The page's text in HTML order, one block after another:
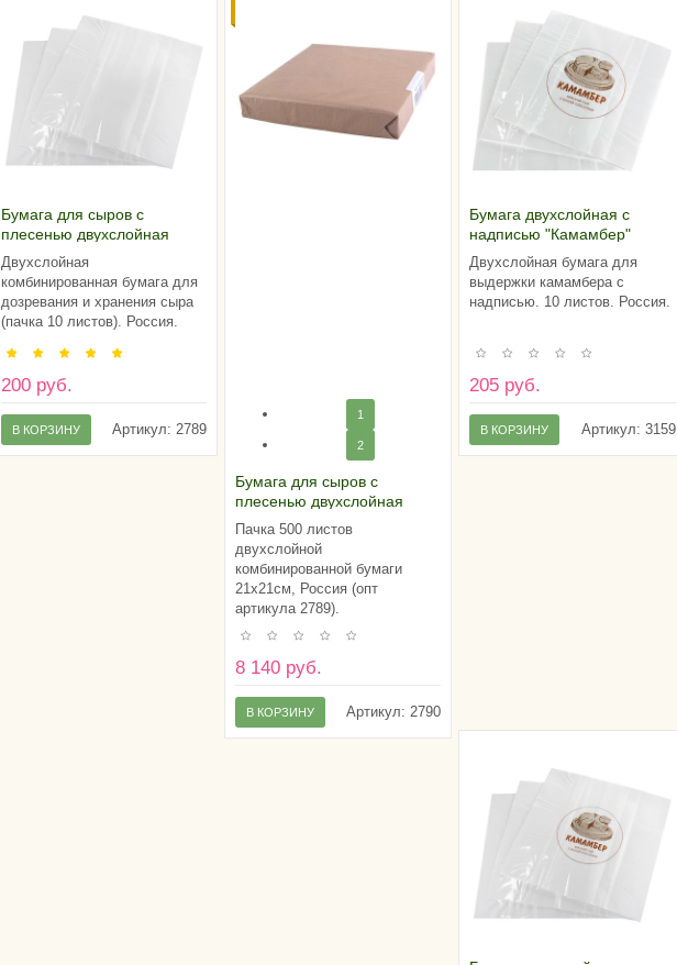
Бумага для сыров с
плесенью двухслойная
25х25см (пачка 10 листов),
Россия
Двухслойная
комбинированная бумага для
дозревания и хранения сыра
(пачка 10 листов). Россия.
200 руб.
Артикул: 2789
В КОРЗИНУ
1
2
Бумага для сыров с
плесенью двухслойная
25х25см (пачка 500 листов),
Россия
Пачка 500 листов
двухслойной
комбинированной бумаги
21х21см, Россия (опт
артикула 2789).
8 140 руб.
Артикул: 2790
В КОРЗИНУ
Бумага двухслойная с
надписью "Камамбер"
(21х21 см), Россия (пачка
10 листов)
Двухслойная бумага для
выдержки камамбера с
надписью. 10 листов. Россия.
205 руб.
Артикул: 3159
В КОРЗИНУ